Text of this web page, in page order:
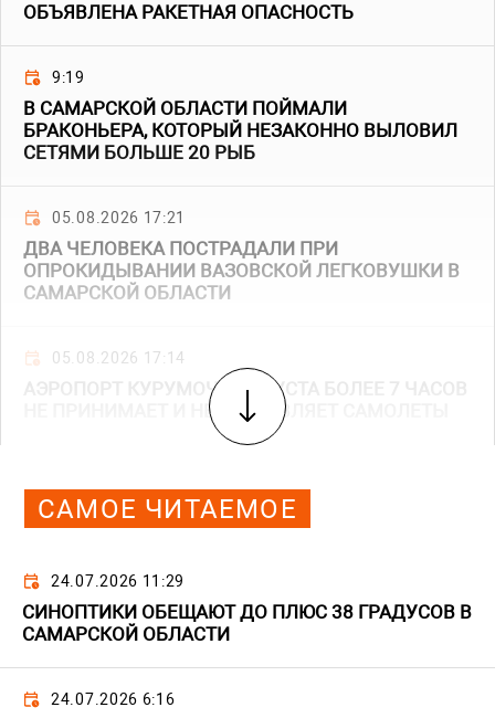
ОБЪЯВЛЕНА РАКЕТНАЯ ОПАСНОСТЬ
9:19
В САМАРСКОЙ ОБЛАСТИ ПОЙМАЛИ
БРАКОНЬЕРА, КОТОРЫЙ НЕЗАКОННО ВЫЛОВИЛ
СЕТЯМИ БОЛЬШЕ 20 РЫБ
05.08.2026 17:21
ДВА ЧЕЛОВЕКА ПОСТРАДАЛИ ПРИ
ОПРОКИДЫВАНИИ ВАЗОВСКОЙ ЛЕГКОВУШКИ В
САМАРСКОЙ ОБЛАСТИ
05.08.2026 17:14
АЭРОПОРТ КУРУМОЧ 5 АВГУСТА БОЛЕЕ 7 ЧАСОВ
НЕ ПРИНИМАЕТ И НЕ ОТПРАВЛЯЕТ САМОЛЕТЫ
САМОЕ ЧИТАЕМОЕ
24.07.2026 11:29
СИНОПТИКИ ОБЕЩАЮТ ДО ПЛЮС 38 ГРАДУСОВ В
САМАРСКОЙ ОБЛАСТИ
24.07.2026 6:16